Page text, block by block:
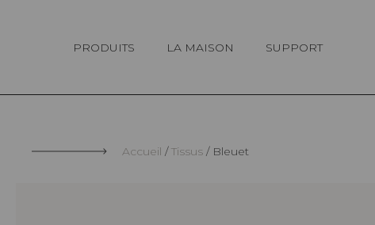
PRODUITS LA MAISON SUPPORT
Accueil Tissus Bleuet